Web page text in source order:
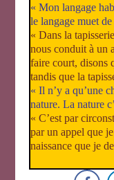
« Mon langage
le langage muet
« Dans la
nous conduit à un
faire court, disons
tandis que la
« Il n’y a qu’une
nature. La nature
« C’est par
par un appel que
naissance que je